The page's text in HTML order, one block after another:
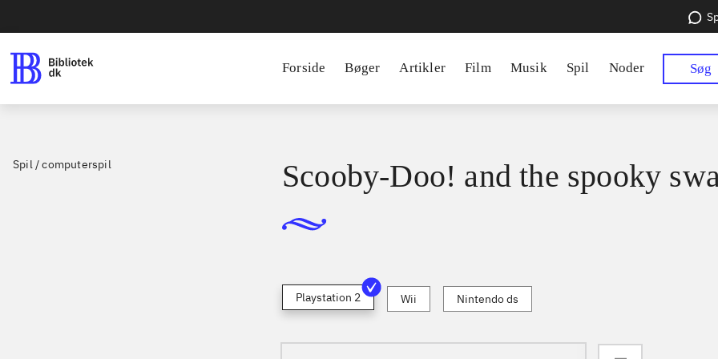
Forside Bøger Artikler Film Musik Spil Noder Søg
Spil / computerspil Scooby-Doo! and the spooky
Playstation 2 Wii Nintendo ds